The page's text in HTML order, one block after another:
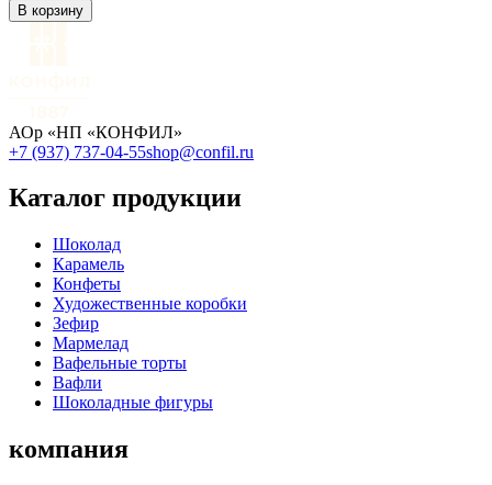
В корзину
АОр «НП «КОНФИЛ»
+7 (937) 737-04-55shop@confil.ru
Каталог продукции
Шоколад
Карамель
Конфеты
Художественные коробки
Зефир
Мармелад
Вафельные торты
Вафли
Шоколадные фигуры
компания